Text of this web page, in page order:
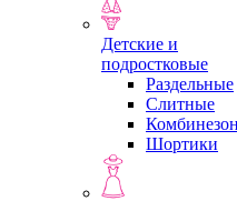
Детские и
подростковые
Раздельные
Слитные
Комбинезон
Шортики